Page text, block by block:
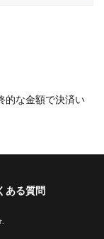
的な金額で決済い
ある質問
.